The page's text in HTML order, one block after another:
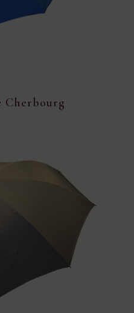
Cherbourg